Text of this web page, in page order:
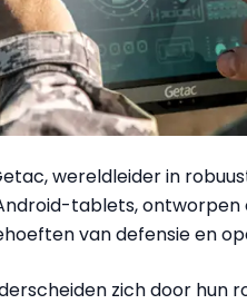
wereldleider in
tablets,
van defensie en
zich door hun